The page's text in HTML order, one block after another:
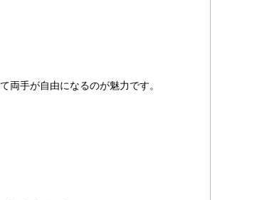
両手が自由になるのが魅力です。